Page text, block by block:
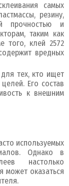
самых
резину,
прочностью и
таким как
того, клей 2572
вредных
тех, кто ищет
Его состав
к внешним
используемых
Однако в
настолько
может оказаться